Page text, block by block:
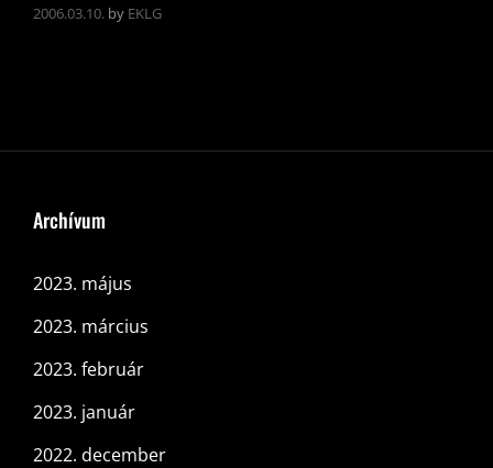
2006.03.10. by EKLG
Archívum
2023. május
2023. március
2023. február
2023. január
2022. december